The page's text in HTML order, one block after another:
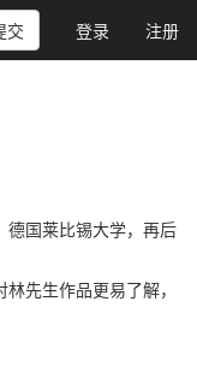
登录 注册
交
德国莱比锡大学，再后
先生作品更易了解，